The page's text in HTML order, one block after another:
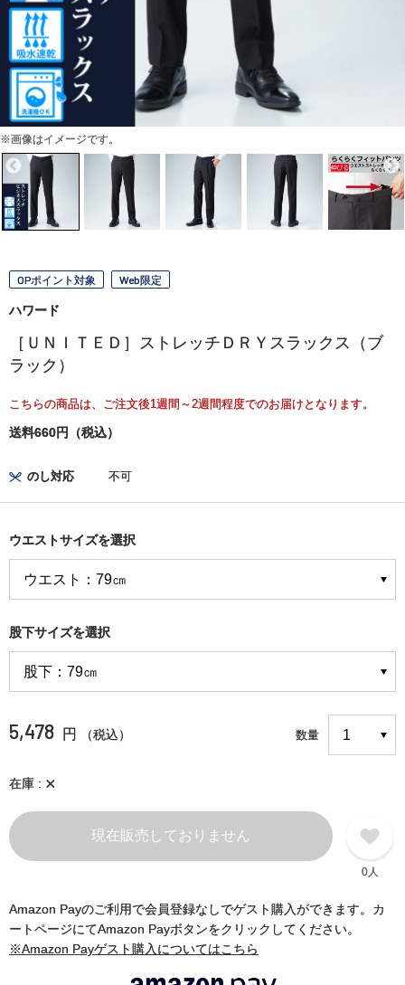
※画像はイメージです。
OPポイント対象 Web限定
ハワード
［ＵＮＩＴＥＤ］ストレッチＤＲＹスラックス（ブ
ラック）
こちらの商品は、ご注文後1週間～2週間程度でのお届けとなります。
送料660円（税込）
のし対応 不可
ウエストサイズを選択
股下サイズを選択
5,478 円 （税込） 数量
在庫 ×
現在販売しておりません
0人
Amazon Payのご利用で会員登録なしでゲスト購入ができます。カ
ートページにてAmazon Payボタンをクリックしてください。
※Amazon Payゲスト購入についてはこちら